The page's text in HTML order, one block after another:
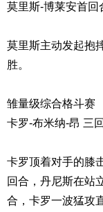
莫里斯-博莱安首回
莫里斯主动发起抱
胜。
雏量级综合格斗赛
卡罗-布米纳-昂 三
卡罗顶着对手的膝
回合，丹尼斯在站
合，卡罗一波猛攻